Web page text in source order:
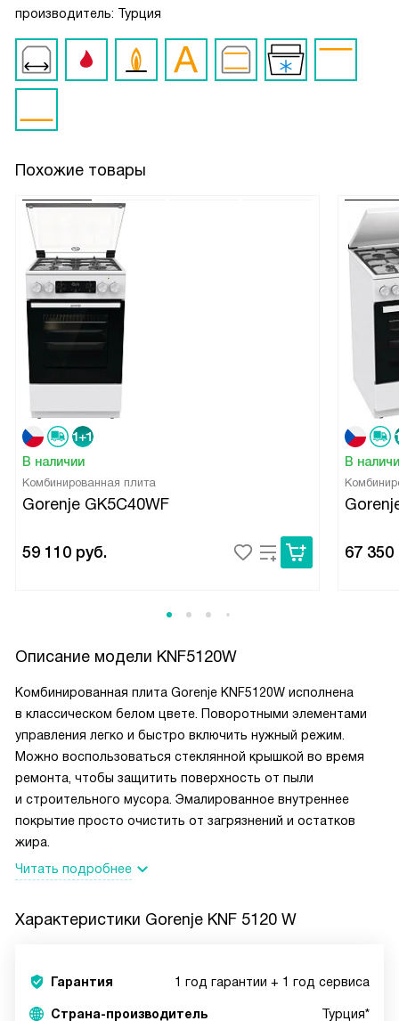
производитель: Турция
Похожие товары
В наличии
Комбинированная плита
Gorenje GK5C40WF
59 110 руб.
В
67 350
Описание модели KNF5120W
Комбинированная плита Gorenje KNF5120W исполнена
в классическом белом цвете. Поворотными элементами
управления легко и быстро включить нужный режим.
Можно воспользоваться стеклянной крышкой во время
ремонта, чтобы защитить поверхность от пыли
и строительного мусора. Эмалированное внутреннее
покрытие просто очистить от загрязнений и остатков
жира.
Читать подробнее
Характеристики Gorenje KNF 5120 W
Гарантия 1 год гарантии + 1 год сервиса
Страна-производитель Турция*